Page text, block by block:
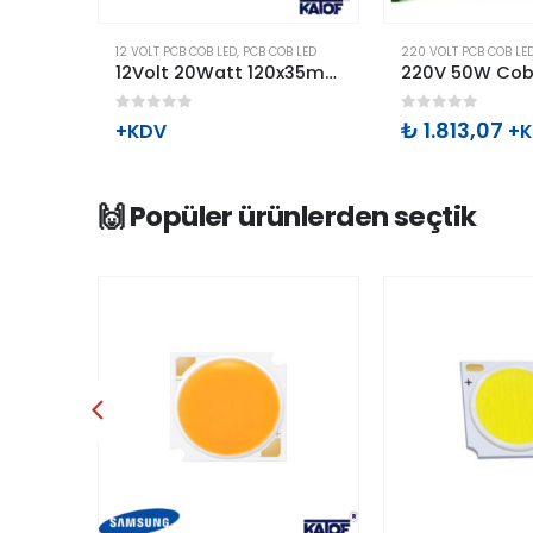
12 VOLT PCB COB LED, PCB COB LED
12Volt 20Watt 120x35mm Cob Led
+KDV
220 VOLT PCB COB
0 out of 5
₺ 1.813,07
🙌 Popüler ürünlerden seçtik